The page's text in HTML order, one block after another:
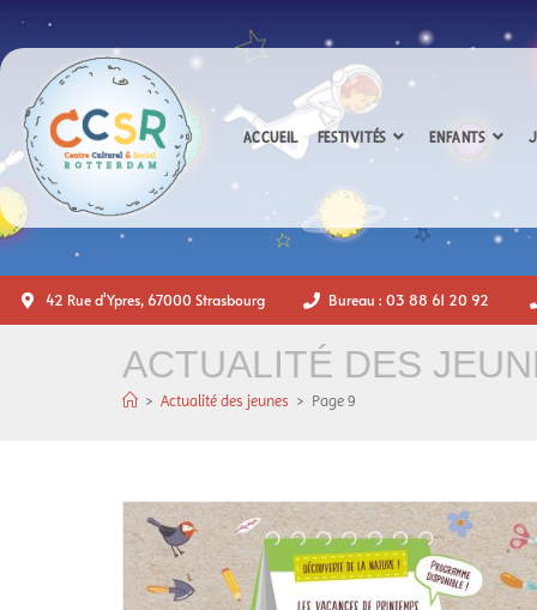
ACCUEIL FESTIVITÉS ENFANTS
42 Rue d'Ypres, 67000 Strasbourg Bureau : 03 88 61 20 92
ACTUALITÉ DES
> Actualité des jeunes > Page 9